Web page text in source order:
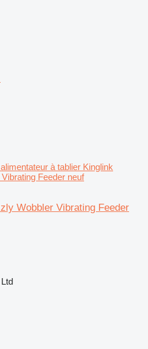
alimentateur à tablier Kinglink
Feeder neuf
Wobbler Vibrating Feeder